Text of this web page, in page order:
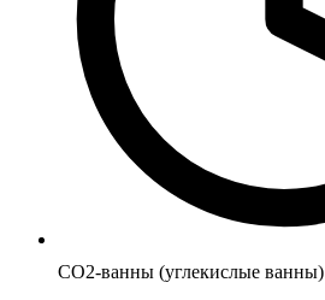
CO2-ванны (углекислые ванны)